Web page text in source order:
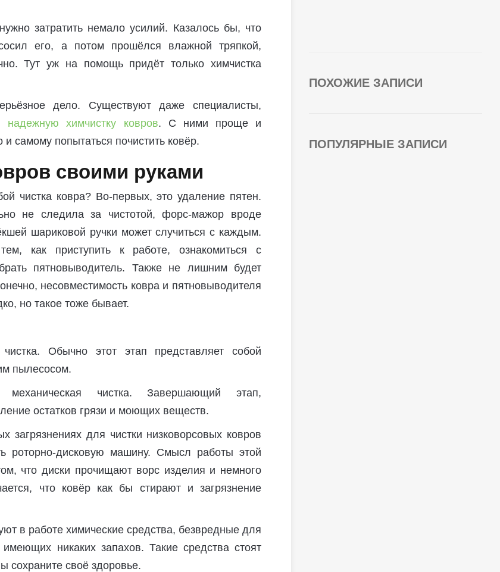
затратить немало усилий. Казалось бы, что
его, а потом прошёлся влажной тряпкой,
Тут уж на помощь придёт только химчистка
дело. Существуют даже специалисты,
надежную химчистку ковров. С ними проще и
самому попытаться почистить ковёр.
своими руками
чистка ковра? Во-первых, это удаление пятен.
не следила за чистотой, форс-мажор вроде
шариковой ручки может случиться с каждым.
как приступить к работе, ознакомиться с
пятновыводитель. Также не лишним будет
несовместимость ковра и пятновыводителя
но такое тоже бывает.
Обычно этот этап представляет собой
пылесосом.
чистка. Завершающий этап,
остатков грязи и моющих веществ.
загрязнениях для чистки низковорсовых ковров
роторно-дисковую машину. Смысл работы этой
что диски прочищают ворс изделия и немного
что ковёр как бы стирают и загрязнение
в работе химические средства, безвредные для
никаких запахов. Такие средства стоят
сохраните своё здоровье.
ПОХОЖИЕ ЗАПИСИ
ПОПУЛЯРНЫЕ ЗАПИСИ